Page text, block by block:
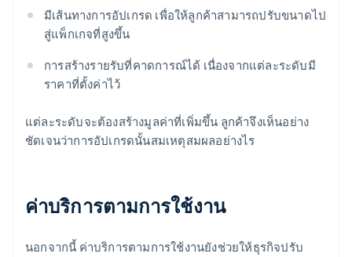
มีเส้นทางการอัปเกรด เพื่อให้ลูกค้าสามารถปรับขนาดไป
สู่แพ็กเกจที่สูงขึ้น
การสร้างรายรับที่คาดการณ์ได้ เนื่องจากแต่ละระดับมี
ราคาที่ตั้งค่าไว้
แต่ละระดับจะต้องสร้างมูลค่าที่เพิ่มขึ้น ลูกค้าจึงเห็นอย่าง
ชัดเจนว่าการอัปเกรดนั้นสมเหตุสมผลอย่างไร
ค่าบริการตามการใช้งาน
นอกจากนี้ ค่าบริการตามการใช้งานยังช่วยให้ธุรกิจปรับ